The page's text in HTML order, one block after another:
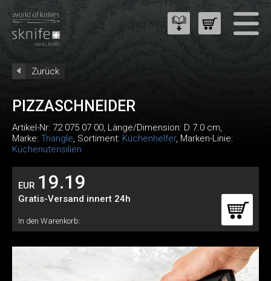
Zurück
PIZZASCHNEIDER
Artikel-Nr: 72 075 07 00, Länge/Dimension: D 7.0 cm,
Marke: Triangle, Sortiment: Küchenhelfer, Marken-Linie:
Küchenutensilien
EUR 19.19
Gratis-Versand innert 24h
In den Warenkorb: